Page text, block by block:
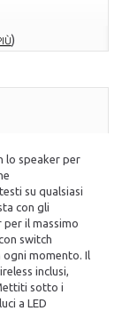
)
lo speaker per
su qualsiasi
con gli
per il massimo
switch
ogni momento. Il
inclusi,
sotto i
a LED